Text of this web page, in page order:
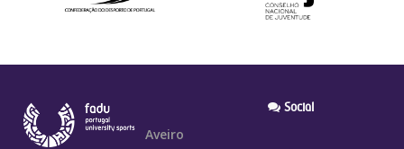
Aveiro
Social